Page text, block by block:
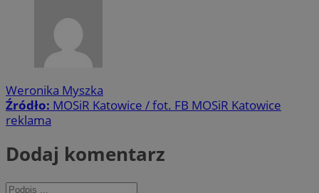
Weronika Myszka
Źródło: MOSiR Katowice / fot. FB MOSiR Katowice
reklama
Dodaj komentarz